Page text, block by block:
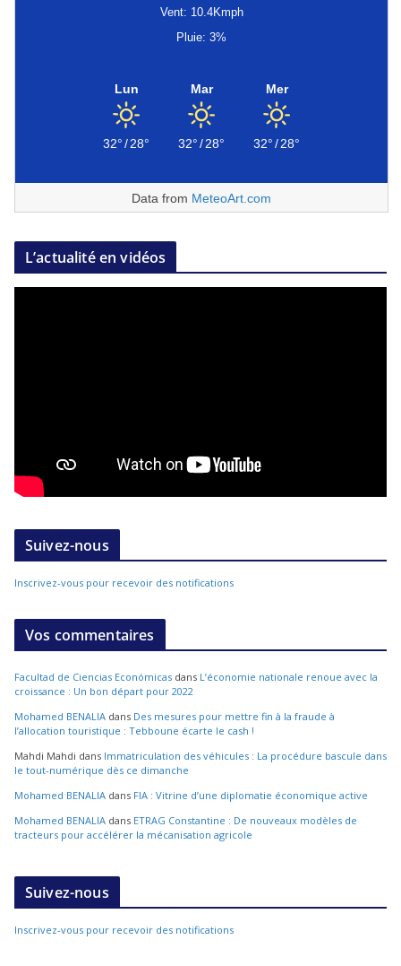
Vent: 10.4Kmph
Pluie: 3%
Lun
32°/28°
Mar
32°/28°
Mer
32°/28°
Data from MeteoArt.com
L’actualité en vidéos
Suivez-nous
Inscrivez-vous pour recevoir des notifications
Vos commentaires
Facultad de Ciencias Económicas dans L’économie nationale renoue avec la
croissance : Un bon départ pour 2022
Mohamed BENALIA dans Des mesures pour mettre fin à la fraude à
l’allocation touristique : Tebboune écarte le cash !
Mahdi Mahdi dans Immatriculation des véhicules : La procédure bascule dans
le tout-numérique dès ce dimanche
Mohamed BENALIA dans FIA : Vitrine d’une diplomatie économique active
Mohamed BENALIA dans ETRAG Constantine : De nouveaux modèles de
tracteurs pour accélérer la mécanisation agricole
Suivez-nous
Inscrivez-vous pour recevoir des notifications